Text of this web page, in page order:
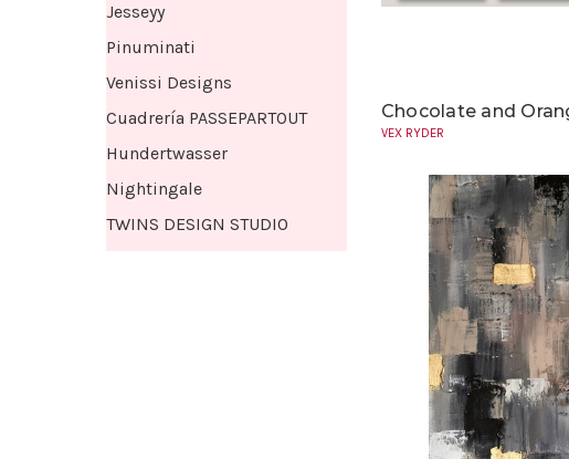
Jesseyy
Pinuminati
Venissi Designs
Cuadrería PASSEPARTOUT
Hundertwasser
Nightingale
TWINS DESIGN STUDIO
Chocolate and
VEX RYDER